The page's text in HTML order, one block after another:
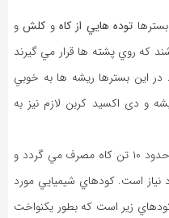
توده هايي از کاهو کلش و
که روي پشته ها قرار مي گيرند
اين بسترها ريشه ها به خوبي
و دی اکسید کربن لازم نيز به
در این بستر کشت در هر ۱۰۰۰متر مربع حدود ۱۰ تن کاه مصرف مي گردد و
۳۰ لیتر آب مورد نياز است. کودهاي شيميايي مورد
زير است که بطور يکنواخت